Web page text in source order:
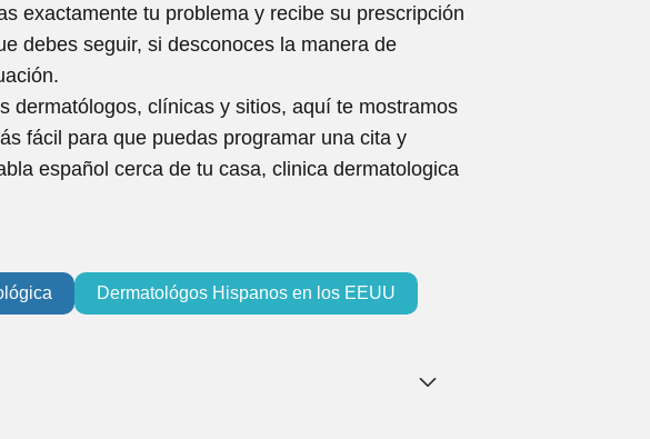
exactamente tu problema y recibe su prescripción
debes seguir, si desconoces la manera de
dermatólogos, clínicas y sitios, aquí te mostramos
fácil para que puedas programar una cita y
español cerca de tu casa, clinica dermatologica
Dermatológos Hispanos en los EEUU